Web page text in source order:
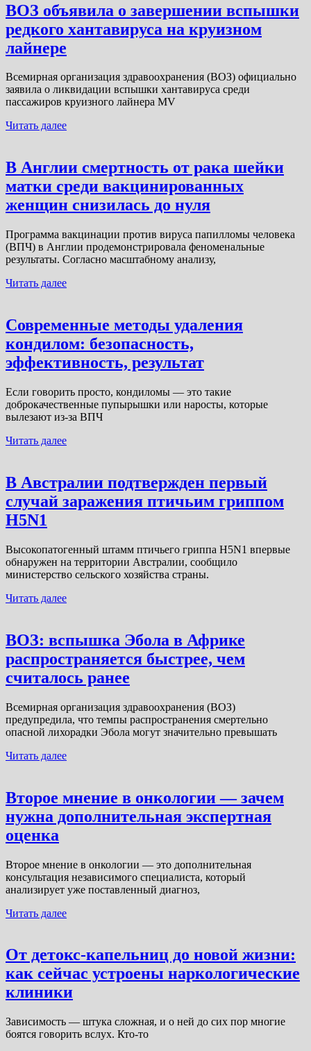
ВОЗ объявила о завершении вспышки
редкого хантавируса на круизном
лайнере
Всемирная организация здравоохранения (ВОЗ) официально
заявила о ликвидации вспышки хантавируса среди
пассажиров круизного лайнера MV
Читать далее
В Англии смертность от рака шейки
матки среди вакцинированных
женщин снизилась до нуля
Программа вакцинации против вируса папилломы человека
(ВПЧ) в Англии продемонстрировала феноменальные
результаты. Согласно масштабному анализу,
Читать далее
Современные методы удаления
кондилом: безопасность,
эффективность, результат
Если говорить просто, кондиломы — это такие
доброкачественные пупырышки или наросты, которые
вылезают из-за ВПЧ
Читать далее
В Австралии подтвержден первый
случай заражения птичьим гриппом
H5N1
Высокопатогенный штамм птичьего гриппа H5N1 впервые
обнаружен на территории Австралии, сообщило
министерство сельского хозяйства страны.
Читать далее
ВОЗ: вспышка Эбола в Африке
распространяется быстрее, чем
считалось ранее
Всемирная организация здравоохранения (ВОЗ)
предупредила, что темпы распространения смертельно
опасной лихорадки Эбола могут значительно превышать
Читать далее
Второе мнение в онкологии — зачем
нужна дополнительная экспертная
оценка
Второе мнение в онкологии — это дополнительная
консультация независимого специалиста, который
анализирует уже поставленный диагноз,
Читать далее
От детокс-капельниц до новой жизни:
как сейчас устроены наркологические
клиники
Зависимость — штука сложная, и о ней до сих пор многие
боятся говорить вслух. Кто-то